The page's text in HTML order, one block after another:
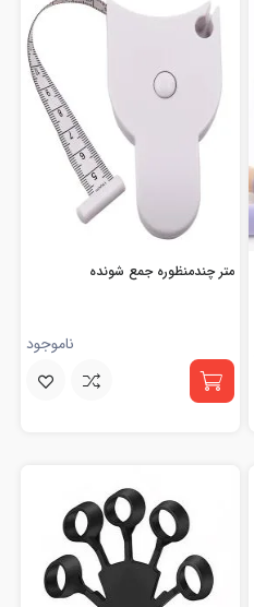
متر چندمنظوره جمع شونده
ناموجود